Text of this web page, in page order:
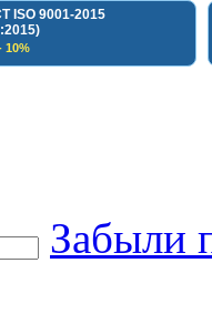
ISO 9001-2015
10%
Забыли